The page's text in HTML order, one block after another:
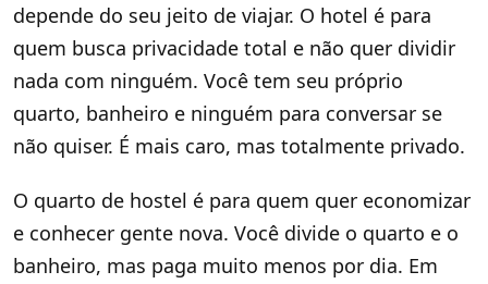
depende do seu jeito de viajar. O hotel é para
quem busca privacidade total e não quer dividir
nada com ninguém. Você tem seu próprio
quarto, banheiro e ninguém para conversar se
não quiser. É mais caro, mas totalmente privado.
O quarto de hostel é para quem quer economizar
e conhecer gente nova. Você divide o quarto e o
banheiro, mas paga muito menos por dia. Em